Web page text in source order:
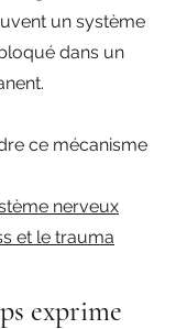
un système
dans un
ce mécanisme
nerveux
et le trauma
exprime